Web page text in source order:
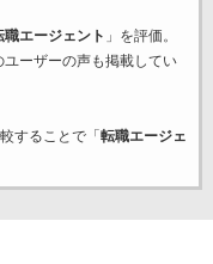
職エージェント 」を評価。
ーザーの声も掲載してい
することで「 転職エージェ